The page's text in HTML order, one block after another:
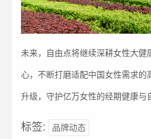
未来，自由点将继续深耕女性大健
心，不断打磨适配中国女性需求的
升级，守护亿万女性的经期健康与
标签: 品牌动态